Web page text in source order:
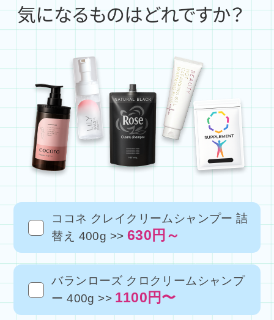
ココネ クレイクリームシャンプー 詰
替え 400g >> 630円～
バランローズ クロクリームシャンプ
ー 400g >> 1100円〜